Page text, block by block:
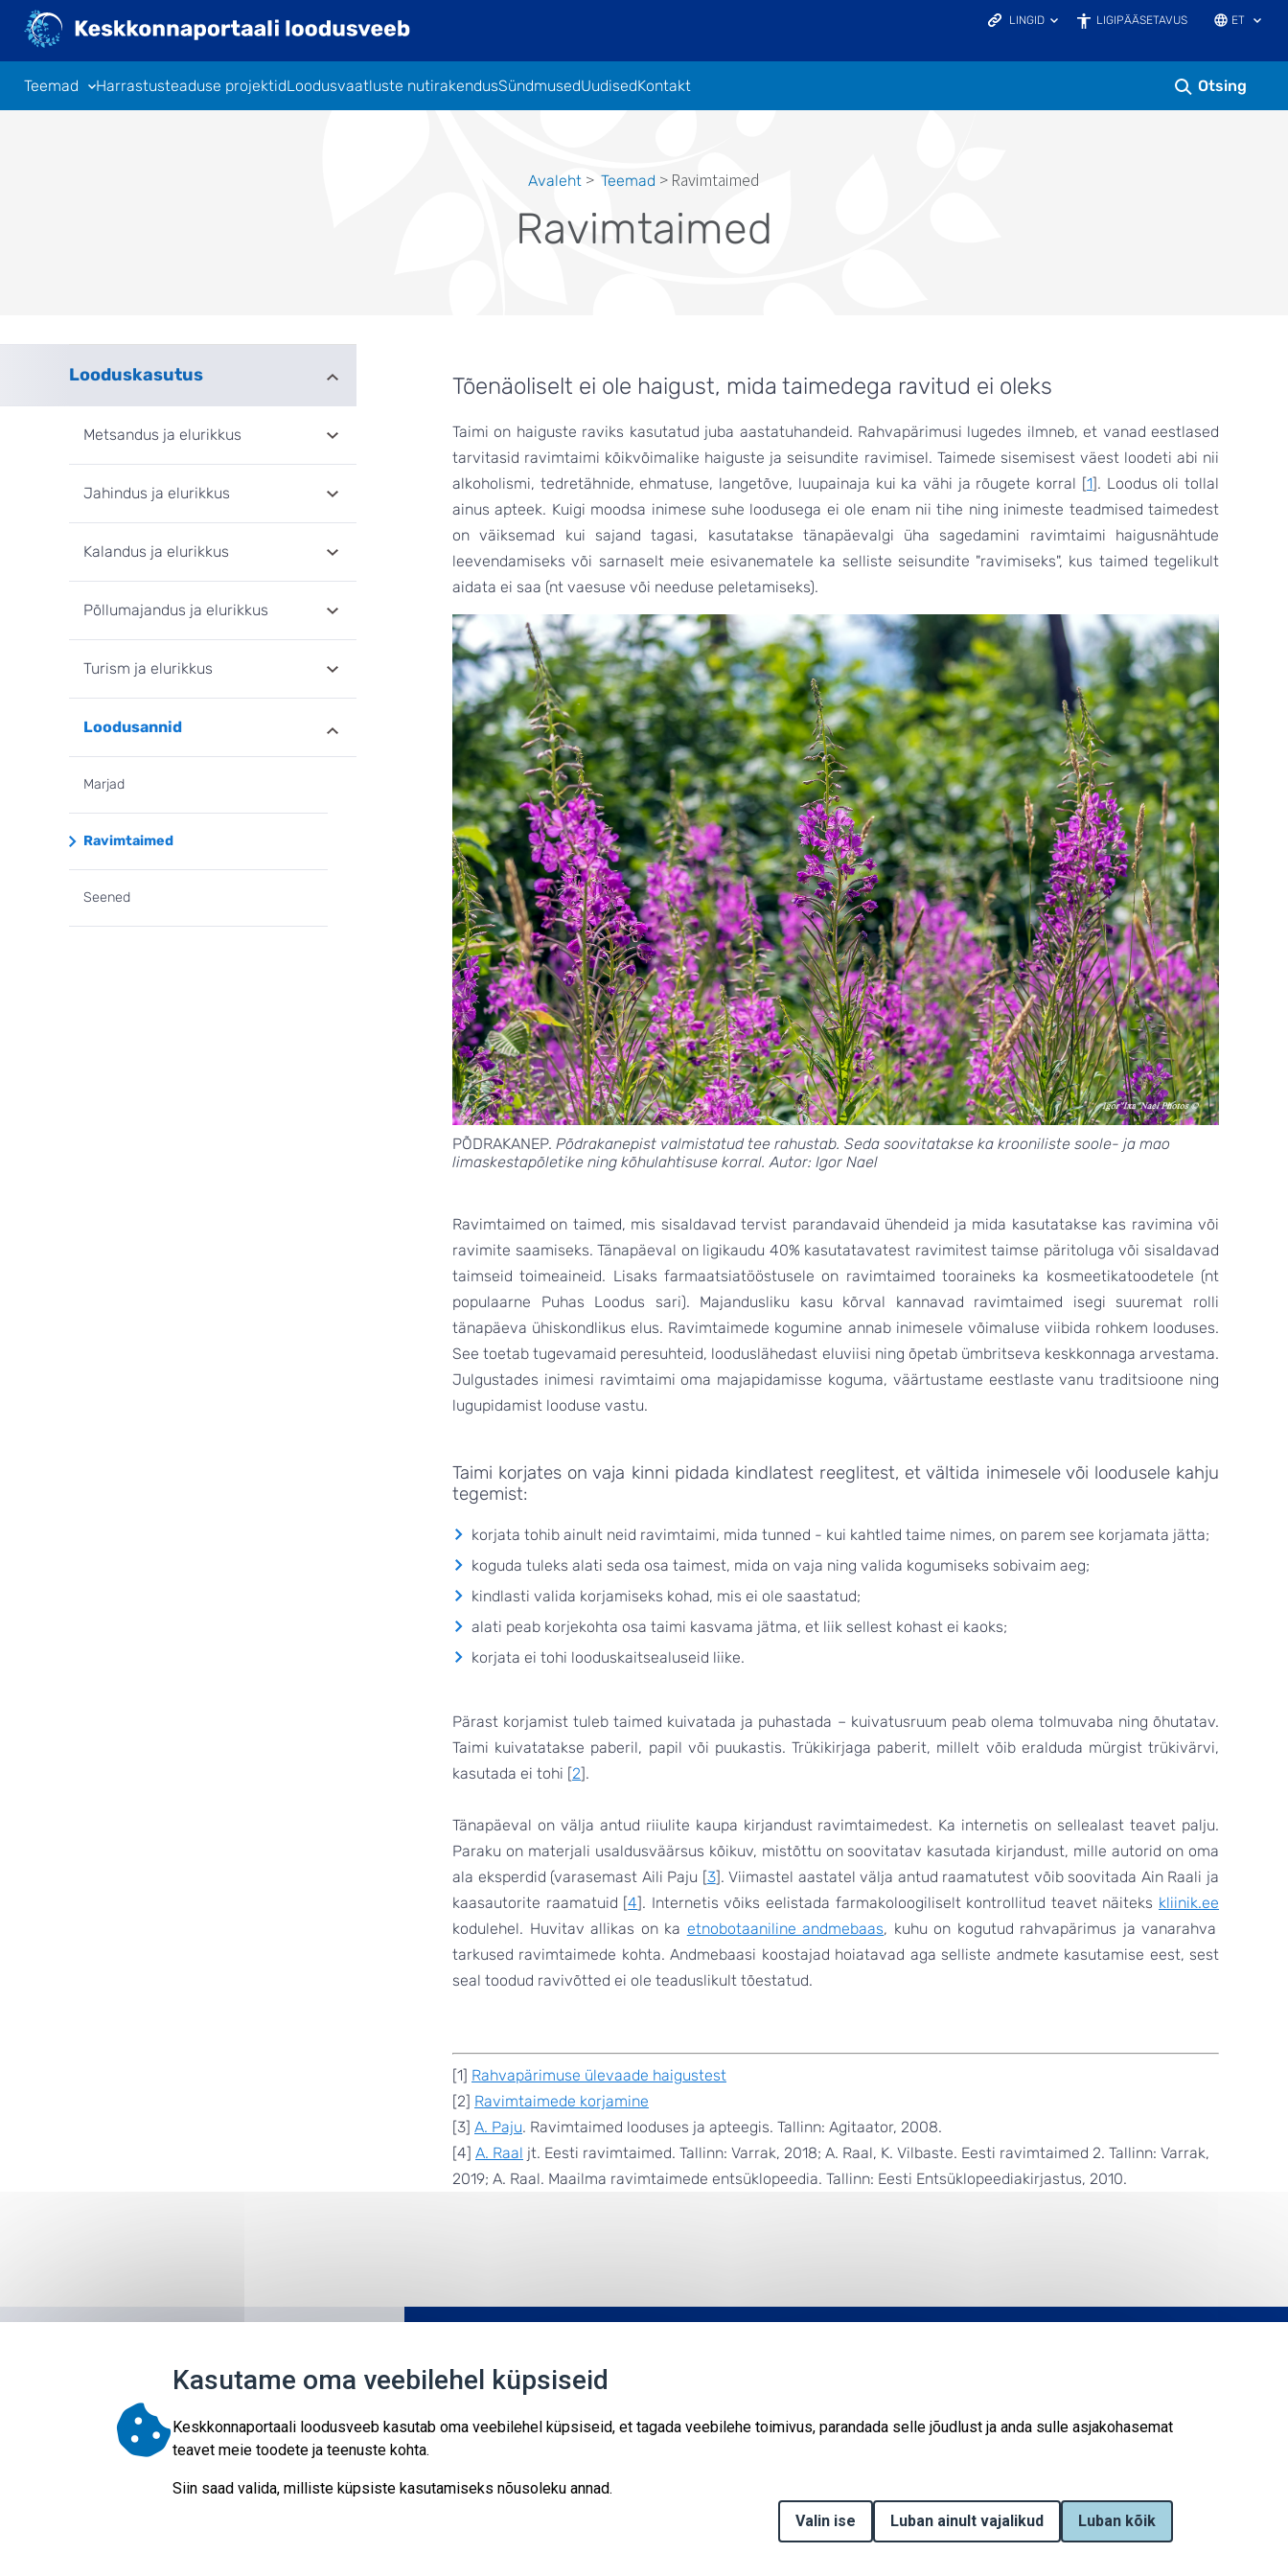
Liigu
edasi
põhisisu
juurde
LINGID
KESKKONNAHARIDUS.EE
LIGIPÄÄSETAVUS ET
Teemad Harrastusteaduse projektidLoodusvaatluste nutirakendusSündmusedUudisedKontakt Otsing
Avaleht Teemad Ravimtaimed
Ravimtaimed
Looduskasutus
Metsandus ja elurikkus
Jahindus ja elurikkus
Kalandus ja elurikkus
Põllumajandus ja elurikkus
Turism ja elurikkus
Loodusannid
Marjad
Ravimtaimed
Seened
Tõenäoliselt ei ole haigust, mida taimedega ravitud ei oleks
Taimi on haiguste raviks kasutatud juba aastatuhandeid. Rahvapärimusi lugedes ilmneb, et vanad eestlased
tarvitasid ravimtaimi kõikvõimalike haiguste ja seisundite ravimisel. Taimede sisemisest väest loodeti abi nii
alkoholismi, tedretähnide, ehmatuse, langetõve, luupainaja kui ka vähi ja rõugete korral [1]. Loodus oli tollal
ainus apteek. Kuigi moodsa inimese suhe loodusega ei ole enam nii tihe ning inimeste teadmised taimedest
on väiksemad kui sajand tagasi, kasutatakse tänapäevalgi üha sagedamini ravimtaimi haigusnähtude
leevendamiseks või sarnaselt meie esivanematele ka selliste seisundite "ravimiseks", kus taimed tegelikult
aidata ei saa (nt vaesuse või needuse peletamiseks).
PÕDRAKANEP. Põdrakanepist valmistatud tee rahustab. Seda soovitatakse ka krooniliste soole- ja mao
limaskestapõletike ning kõhulahtisuse korral. Autor: Igor Nael
Ravimtaimed on taimed, mis sisaldavad tervist parandavaid ühendeid ja mida kasutatakse kas ravimina või
ravimite saamiseks. Tänapäeval on ligikaudu 40% kasutatavatest ravimitest taimse päritoluga või sisaldavad
taimseid toimeaineid. Lisaks farmaatsiatööstusele on ravimtaimed tooraineks ka kosmeetikatoodetele (nt
populaarne Puhas Loodus sari). Majandusliku kasu kõrval kannavad ravimtaimed isegi suuremat rolli
tänapäeva ühiskondlikus elus. Ravimtaimede kogumine annab inimesele võimaluse viibida rohkem looduses.
See toetab tugevamaid peresuhteid, looduslähedast eluviisi ning õpetab ümbritseva keskkonnaga arvestama.
Julgustades inimesi ravimtaimi oma majapidamisse koguma, väärtustame eestlaste vanu traditsioone ning
lugupidamist looduse vastu.
Taimi korjates on vaja kinni pidada kindlatest reeglitest, et vältida inimesele või loodusele kahju
tegemist:
korjata tohib ainult neid ravimtaimi, mida tunned - kui kahtled taime nimes, on parem see korjamata jätta;
koguda tuleks alati seda osa taimest, mida on vaja ning valida kogumiseks sobivaim aeg;
kindlasti valida korjamiseks kohad, mis ei ole saastatud;
alati peab korjekohta osa taimi kasvama jätma, et liik sellest kohast ei kaoks;
korjata ei tohi looduskaitsealuseid liike.
Pärast korjamist tuleb taimed kuivatada ja puhastada – kuivatusruum peab olema tolmuvaba ning õhutatav.
Taimi kuivatatakse paberil, papil või puukastis. Trükikirjaga paberit, millelt võib eralduda mürgist trükivärvi,
kasutada ei tohi [2].
Tänapäeval on välja antud riiulite kaupa kirjandust ravimtaimedest. Ka internetis on sellealast teavet palju.
Paraku on materjali usaldusväärsus kõikuv, mistõttu on soovitatav kasutada kirjandust, mille autorid on oma
ala eksperdid (varasemast Aili Paju [3]. Viimastel aastatel välja antud raamatutest võib soovitada Ain Raali ja
kaasautorite raamatuid [4]. Internetis võiks eelistada farmakoloogiliselt kontrollitud teavet näiteks kliinik.ee
kodulehel. Huvitav allikas on ka etnobotaaniline andmebaas, kuhu on kogutud rahvapärimus ja vanarahva
tarkused ravimtaimede kohta. Andmebaasi koostajad hoiatavad aga selliste andmete kasutamise eest, sest
seal toodud ravivõtted ei ole teaduslikult tõestatud.
[1] Rahvapärimuse ülevaade haigustest
[2] Ravimtaimede korjamine
[3] A. Paju. Ravimtaimed looduses ja apteegis. Tallinn: Agitaator, 2008.
[4] A. Raal jt. Eesti ravimtaimed. Tallinn: Varrak, 2018; A. Raal, K. Vilbaste. Eesti ravimtaimed 2. Tallinn: Varrak,
2019; A. Raal. Maailma ravimtaimede entsüklopeedia. Tallinn: Eesti Entsüklopeediakirjastus, 2010.
Kodulehte haldab Keskkonnaagentuur koos teiste
Kirsi 1, Tallinn, 10616
Kasutame oma veebilehel küpsiseid
Keskkonnaportaali loodusveeb kasutab oma veebilehel küpsiseid, et tagada veebilehe toimivus, parandada selle jõudlust ja anda sulle asjakohasemat
teavet meie toodete ja teenuste kohta.
Siin saad valida, milliste küpsiste kasutamiseks nõusoleku annad.
Withdraw consent
Valin ise Luban ainult vajalikud Luban kõik